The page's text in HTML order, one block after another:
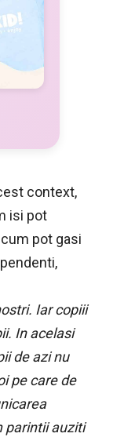
context,
isi pot
pot gasi
Iar copiii
In acelasi
de azi nu
pe care de
parintii auziti